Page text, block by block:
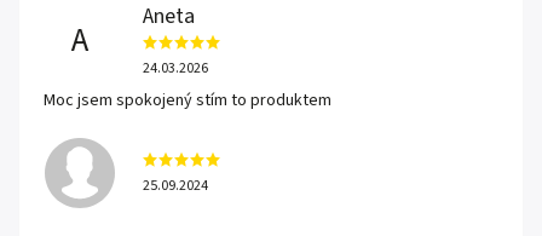
A
Aneta
24.03.2026
Moc jsem spokojený stím to produktem
25.09.2024